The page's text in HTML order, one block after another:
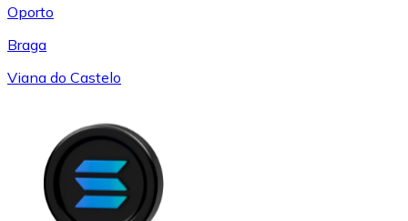
Oporto
Braga
Viana do Castelo